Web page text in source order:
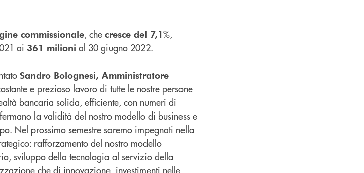
commissionale, che cresce del 7,1%,
ai 361 milioni al 30 giugno 2022.
Sandro Bolognesi, Amministratore
e prezioso lavoro di tutte le nostre persone
bancaria solida, efficiente, con numeri di
la validità del nostro modello di business e
Nel prossimo semestre saremo impegnati nella
rafforzamento del nostro modello
sviluppo della tecnologia al servizio della
che di innovazione, investimenti nelle